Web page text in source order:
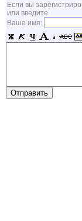
Если вы
или введите
Ваше имя: